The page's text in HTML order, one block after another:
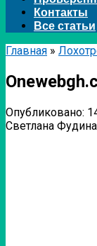
Контакты
Все статьи
Главная »
Опубликовано:
Светлана Фудина